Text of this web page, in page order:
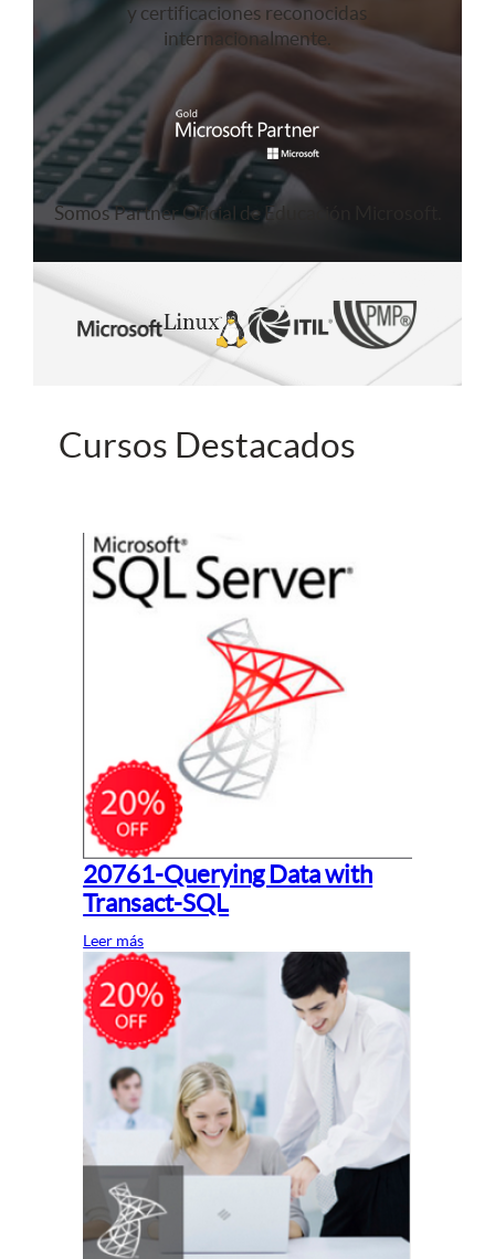
y certificaciones reconocidas
internacionalmente.
Somos Partner Oficial de Educación Microsoft.
Cursos Destacados
20761-Querying Data with
Transact-SQL
Leer más